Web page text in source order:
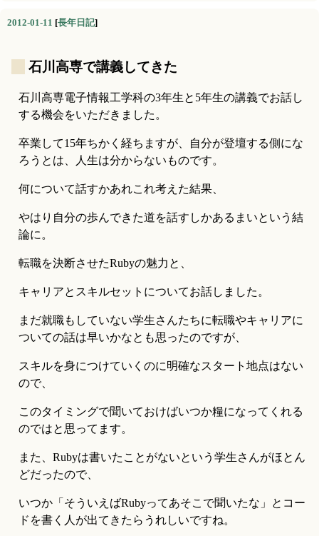
2012-01-11 [長年日記]
石川高専で講義してきた
石川高専電子情報工学科の3年生と5年生の講義でお話し
する機会をいただきました。
卒業して15年ちかく経ちますが、自分が登壇する側にな
ろうとは、人生は分からないものです。
何について話すかあれこれ考えた結果、
やはり自分の歩んできた道を話すしかあるまいという結
論に。
転職を決断させたRubyの魅力と、
キャリアとスキルセットについてお話しました。
まだ就職もしていない学生さんたちに転職やキャリアに
ついての話は早いかなとも思ったのですが、
スキルを身につけていくのに明確なスタート地点はない
ので、
このタイミングで聞いておけばいつか糧になってくれる
のではと思ってます。
また、Rubyは書いたことがないという学生さんがほとん
どだったので、
いつか「そういえばRubyってあそこで聞いたな」とコー
ドを書く人が出てきたらうれしいですね。